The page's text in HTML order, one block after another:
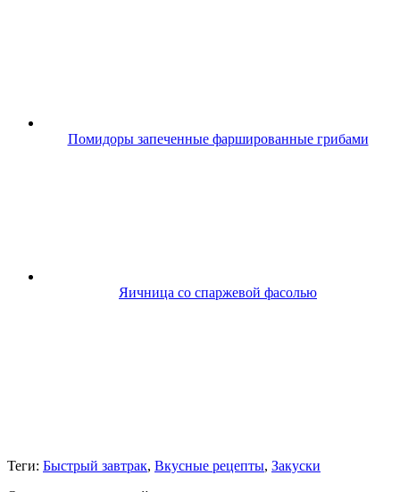
Помидоры запеченные фаршированные грибами
Яичница со спаржевой фасолью
Теги: Быстрый завтрак, Вкусные рецепты, Закуски